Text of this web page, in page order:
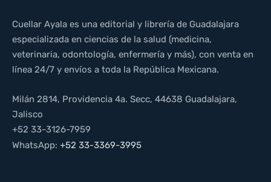
Cuellar Ayala es una editorial y librería de Guadalajara
especializada en ciencias de la salud (medicina,
veterinaria, odontología, enfermería y más), con venta en
línea 24/7 y envíos a toda la República Mexicana.
Milán 2814, Providencia 4a. Secc, 44638 Guadalajara,
Jalisco
+52 33-3126-7959
WhatsApp: +52 33-3369-3995